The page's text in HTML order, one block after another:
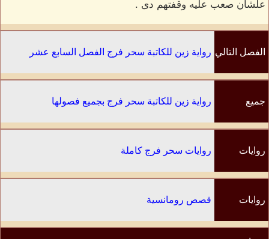
علشان صعب عليه وقفتهم دى .
الفصل التالي رواية زين للكاتبة سحر فرج الفصل السابع عشر
جميع رواية زين للكاتبة سحر فرج بجميع فصولها
روايات روايات سحر فرج كاملة
روايات قصص رومانسية